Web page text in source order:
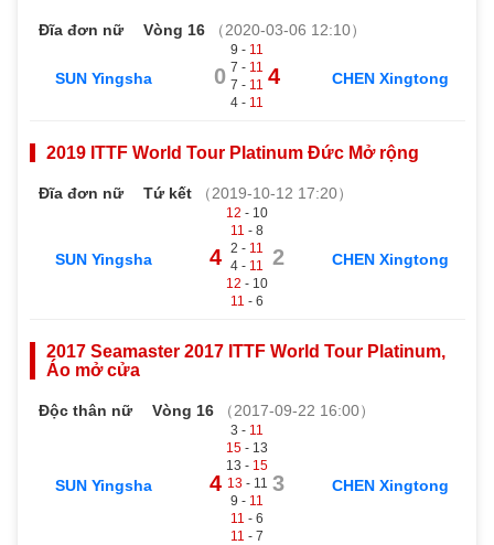
Đĩa đơn nữ Vòng 16 （2020-03-06 12:10）
SUN Yingsha 0
9 - 11
7 - 11
7 - 11
4 - 11
4 CHEN Xingtong
2019 ITTF World Tour Platinum Đức Mở rộng
Đĩa đơn nữ Tứ kết （2019-10-12 17:20）
SUN Yingsha 4
12 - 10
11 - 8
2 - 11
4 - 11
12 - 10
11 - 6
2 CHEN Xingtong
2017 Seamaster 2017 ITTF World Tour Platinum,
Áo mở cửa
Độc thân nữ Vòng 16 （2017-09-22 16:00）
SUN Yingsha 4
3 - 11
15 - 13
13 - 15
13- 11
9 - 11
11 - 6
11 - 7
3 CHEN Xingtong